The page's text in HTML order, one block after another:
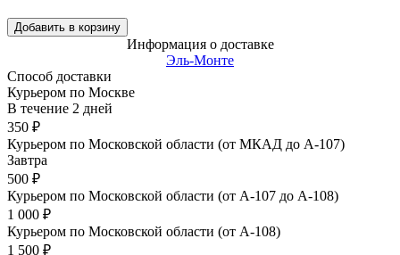
Добавить в корзину
Информация о доставке
Эль-Монте
Способ доставки
Курьером по Москве
В течение 2 дней
350 ₽
Курьером по Московской области (от МКАД до А-107)
Завтра
500 ₽
Курьером по Московской области (от А-107 до А-108)
1 000 ₽
Курьером по Московской области (от А-108)
1 500 ₽